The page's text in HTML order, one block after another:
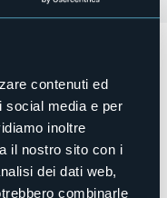
contenuti ed
social media e per
inoltre
il nostro sito con i
dei dati web,
combinarle
della
Studi "Piero Ginocchi"
2024.
ore 15:00 alle 19:00